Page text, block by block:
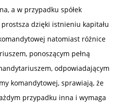
a w przypadku spółek
prostsza dzięki istnieniu kapitału
natomiast różnice
ponoszącym pełną
odpowiadającym
komandytowej, sprawiają, że
przypadku inna i wymaga